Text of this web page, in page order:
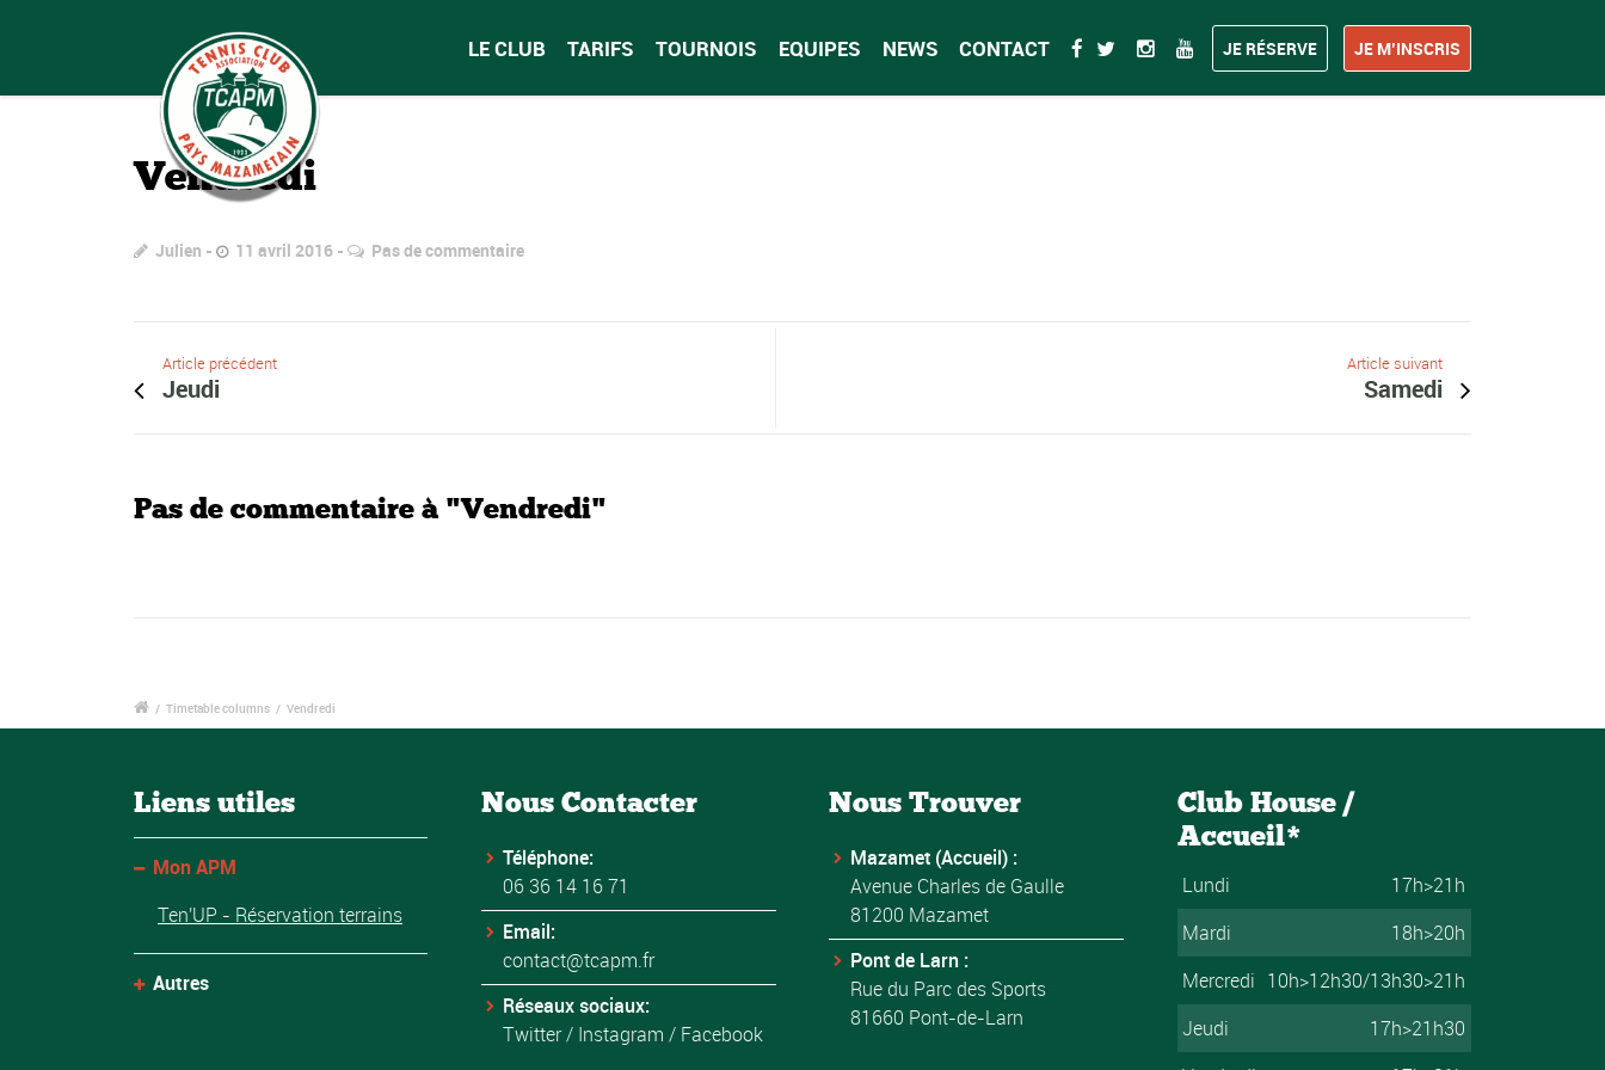
LE CLUB TARIFS TOURNOIS EQUIPES NEWS CONTACT JE RÉSERVE JE M’INSCRIS
Vendredi
Julien 11 avril 2016 Pas de commentaire
Article précédent
Jeudi
Article suivant
Samedi
Pas de commentaire à "Vendredi"
/ Timetable columns / Vendredi
Liens utiles
Mon APM
Ten'UP - Réservation terrains
Autres
Nous Contacter
Téléphone:
06 36 14 16 71
Email:
contact@tcapm.fr
Réseaux sociaux:
Twitter/ Instagram / Facebook
Nous Trouver
Mazamet (Accueil) :
Avenue Charles de Gaulle
81200 Mazamet
Pont de Larn :
Rue du Parc des Sports
81660 Pont-de-Larn
Club House /
Accueil*
Lundi
17h>21h
Mardi
18h>20h
Mercredi 10h>12h30/13h30>21h
Jeudi
17h>21h30